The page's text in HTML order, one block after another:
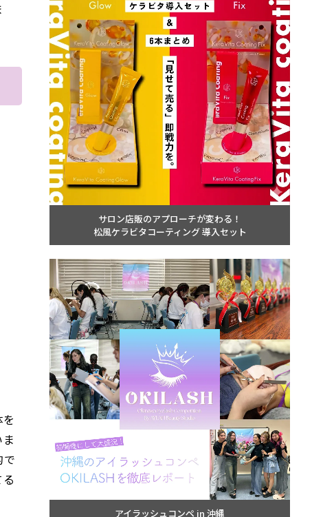
サロン店販のアプローチが変わる！
松風ケラビタコーティング 導入セット
アイラッシュコンペ in 沖縄